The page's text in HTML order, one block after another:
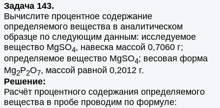
Задача 143.
Вычислите процентное содержание
определяемого вещества в аналитическом
образце по следующим данным: исследуемое
вещество MgSO4, навеска массой 0,7060 г;
определяемое вещество MgSO4; весовая форма
Mg2P2O7, массой равной 0,2012 г.
Решение:
Расчёт процентного содержания определяемого
вещества в пробе проводим по формуле: